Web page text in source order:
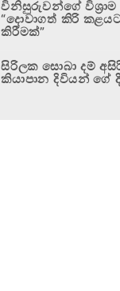
විනිසුරුවන්ගේ
“දොවාගත් කිරි
කිරීමක්”
සිරිලක සොබා දම්
කියාපාන දිවියන් ගේ